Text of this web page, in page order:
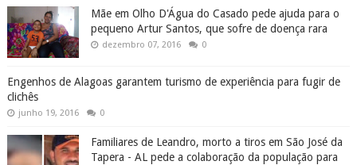
Mãe em Olho D'Água do Casado pede ajuda para o
pequeno Artur Santos, que sofre de doença rara
dezembro 07, 2016 0
Engenhos de Alagoas garantem turismo de experiência para fugir de
clichês
junho 19, 2016 0
Familiares de Leandro, morto a tiros em São José da
Tapera - AL pede a colaboração da população para